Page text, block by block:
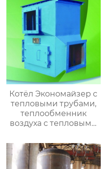
Котёл Экономайзер с
тепловыми трубами,
теплообменник
воздуха с тепловыми